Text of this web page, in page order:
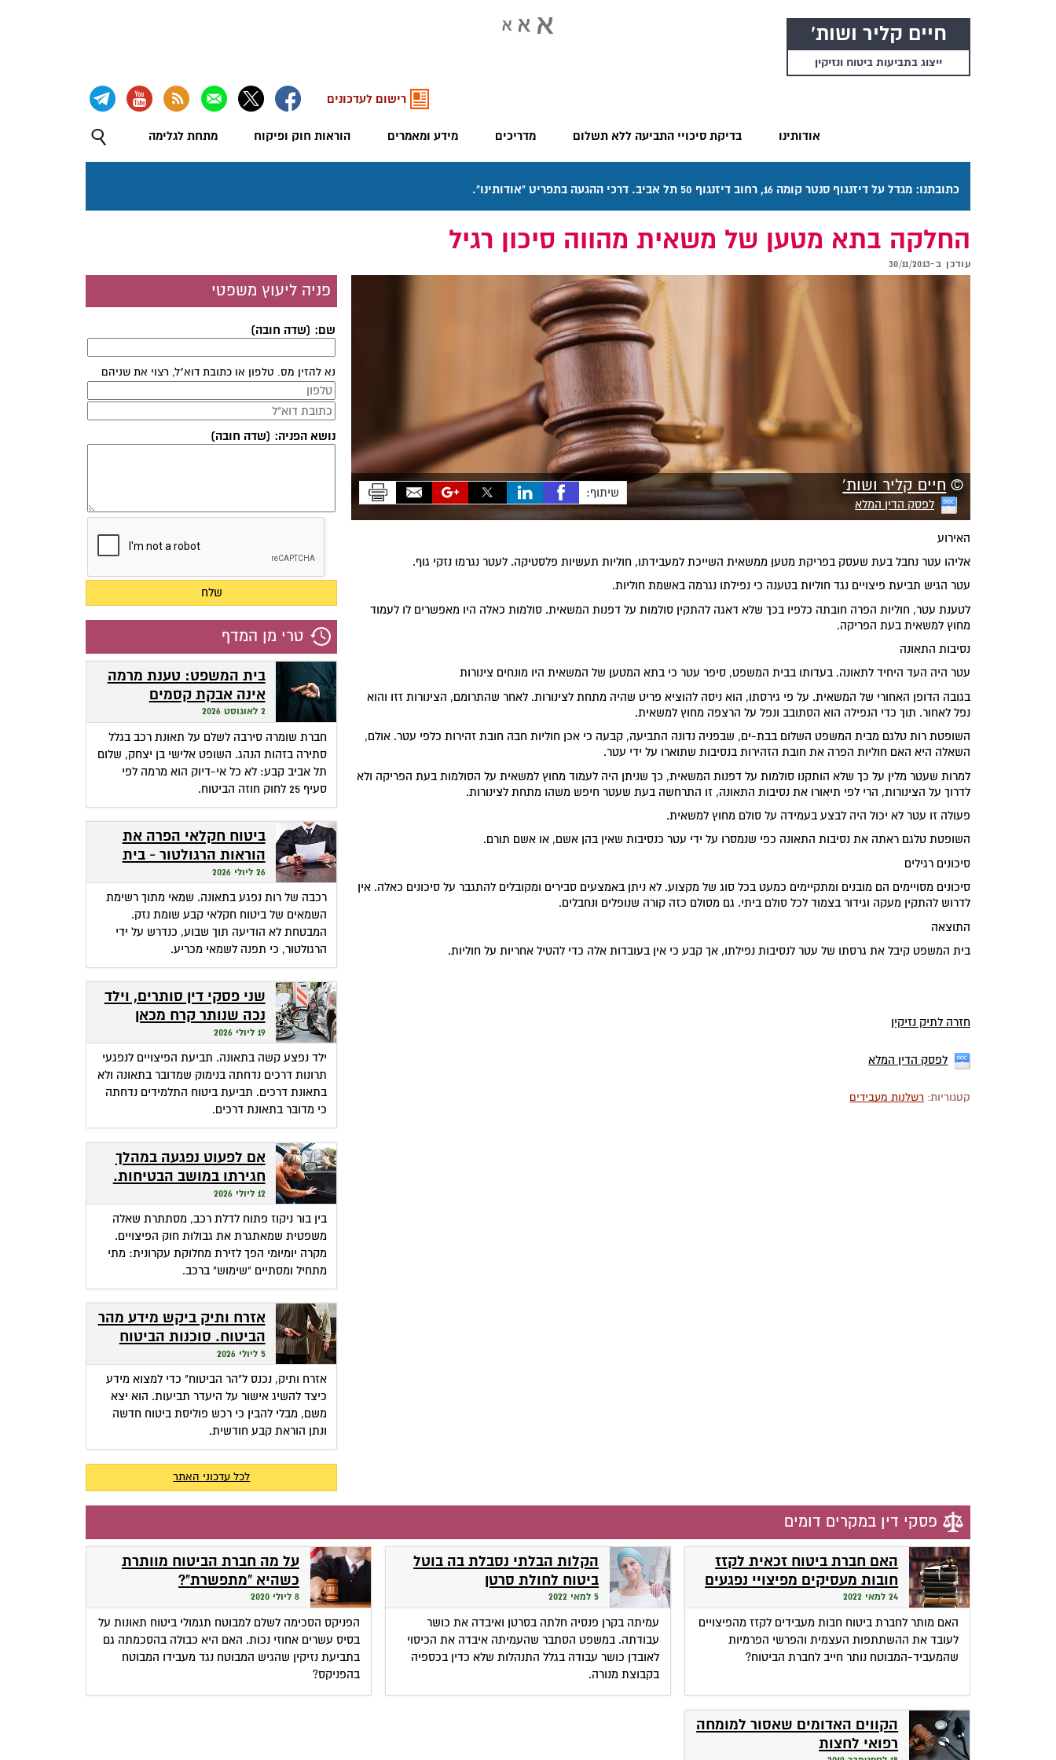
חיים קליר ושות'
ייצוג בתביעות ביטוח ונזיקין
אודותינו בדיקת סיכויי התביעה ללא תשלום מדריכים מידע ומאמרים הוראות חוק ופיקוח מתחת לגלימה
רישום לעדכונים
כתובתנו: מגדל על דיזנגוף סנטר קומה 16, רחוב דיזנגוף 50 תל אביב. דרכי ההגעה בתפריט "אודותינו".
החלקה בתא מטען של משאית מהווה סיכון רגיל
עודכן ב-30/11/2013
© חיים קליר ושות'
לפסק הדין המלא
שיתוף:
האירוע
אליהו עטר נחבל בעת שעסק בפריקת מטען ממשאית השייכת למעבידתו, חוליות תעשיות פלסטיקה. לעטר נגרמו נזקי גוף.
עטר הגיש תביעת פיצויים נגד חוליות בטענה כי נפילתו נגרמה באשמת חוליות.
לטענת עטר, חוליות הפרה חובתה כלפיו בכך שלא דאגה להתקין סולמות על דפנות המשאית. סולמות כאלה היו מאפשרים לו לעמוד
מחוץ למשאית בעת הפריקה.
נסיבות התאונה
עטר היה העד היחיד לתאונה. בעדותו בבית המשפט, סיפר עטר כי בתא המטען של המשאית היו מונחים צינורות
בגובה הדופן האחורי של המשאית. על פי גירסתו, הוא ניסה להוציא פריט שהיה מתחת לצינורות. לאחר שהתרומם, הצינורות זזו והוא
נפל לאחור. תוך כדי הנפילה הוא הסתובב ונפל על הרצפה מחוץ למשאית.
השופטת רות טלגם מבית המשפט השלום בבת-ים, שבפניה נדונה התביעה, קבעה כי אכן חוליות חבה חובת זהירות כלפי עטר. אולם,
השאלה היא האם חוליות הפרה את חובת הזהירות בנסיבות שתוארו על ידי עטר.
למרות שעטר מלין על כך שלא הותקנו סולמות על דפנות המשאית, כך שניתן היה לעמוד מחוץ למשאית על הסולמות בעת הפריקה ולא
לדרוך על הצינורות, הרי לפי תיאורו את נסיבות התאונה, זו התרחשה בעת שעטר חיפש משהו מתחת לצינורות.
פעולה זו עטר לא יכול היה לבצע בעמידה על סולם מחוץ למשאית.
השופטת טלגם ראתה את נסיבות התאונה כפי שנמסרו על ידי עטר כנסיבות שאין בהן אשם, או אשם תורם.
סיכונים רגילים
סיכונים מסויימים הם מובנים ומתקיימים כמעט בכל סוג של מקצוע. לא ניתן באמצעים סבירים ומקובלים להתגבר על סיכונים כאלה. אין
לדרוש להתקין מעקה וגידור בצמוד לכל סולם ביתי. גם מסולם כזה קורה שנופלים ונחבלים.
התוצאה
בית המשפט קיבל את גרסתו של עטר לנסיבות נפילתו, אך קבע כי אין בעובדות אלה כדי להטיל אחריות על חוליות.
חזרה לתיק נזיקין
לפסק הדין המלא
קטגוריות: רשלנות מעבידים
פניה ליעוץ משפטי
שם: (שדה חובה)
נא להזין מס. טלפון או כתובת דוא"ל, רצוי את שניהם
נושא הפניה: (שדה חובה)
טרי מן המדף
בית המשפט: טענת מרמה
אינה אבקת קסמים
שהופכת אי-דיוק לפטור
מתשלום
2 לאוגוסט 2026
חברת שומרה סירבה לשלם על תאונת רכב בגלל
סתירה בזהות הנהג. השופט אלישי בן יצחק, שלום
תל אביב קבע: לא כל אי-דיוק הוא מרמה לפי
סעיף 25 לחוק חוזה הביטוח.
ביטוח חקלאי הפרה את
הוראות הרגולטור - בית
המשפט חילץ אותה
26 ליולי 2026
רכבה של רות נפגע בתאונה. שמאי מתוך רשימת
השמאים של ביטוח חקלאי קבע שומת נזק.
המבטחת לא הודיעה תוך שבוע, כנדרש על ידי
הרגולטור, כי תפנה לשמאי מכריע.
שני פסקי דין סותרים, וילד
נכה שנותר קרח מכאן
ומכאן
19 ליולי 2026
ילד נפצע קשה בתאונה. תביעת הפיצויים לנפגעי
תרונות דרכים נדחתה בנימוק שמדובר בתאונה ולא
בתאונת דרכים. תביעת ביטוח התלמידים נדחתה
כי מדובר בתאונת דרכים.
אם לפעוט נפגעה במהלך
חגירתו במושב הבטיחות.
האם זכאית לפיצויים?
12 ליולי 2026
בין בור ניקוז פתוח לדלת רכב, מסתתרת שאלה
משפטית שמאתגרת את גבולות חוק הפיצויים.
מקרה יומיומי הפך לזירת מחלוקת עקרונית: מתי
מתחיל ומסתיים "שימוש" ברכב.
אזרח ותיק ביקש מידע מהר
הביטוח. סוכנות הביטוח
גבתה מחשבונו פרמיות
5 ליולי 2026
אזרח ותיק, נכנס ל"הר הביטוח" כדי למצוא מידע
כיצד להשיג אישור על היעדר תביעות. הוא יצא
משם, מבלי להבין כי רכש פוליסת ביטוח חדשה
ונתן הוראת קבע חודשית.
לכל עדכוני האתר
פסקי דין במקרים דומים
האם חברת ביטוח זכאית לקזז
חובות מעסיקים מפיצויי נפגעים
בתאונות עבודה?
24 למאי 2022
האם מותר לחברת ביטוח חבות מעבידים לקזז מהפיצויים
לעובד את ההשתתפות העצמית והפרשי הפרמיות
שהמעביד-המבוטח נותר חייב לחברת הביטוח?
הקלות הבלתי נסבלת בה בוטל
ביטוח לחולת סרטן
5 למאי 2022
עמיתה בקרן פנסיה חלתה בסרטן ואיבדה את כושר
עבודתה. במשפט הסתבר שהעמיתה איבדה את הכיסוי
לאובדן כושר עבודה בגלל התנהלות שלא כדין בכספיה
בקבוצת מנורה.
על מה חברת הביטוח מוותרת
כשהיא "מתפשרת"?
8 ליולי 2020
הפניקס הסכימה לשלם למבוטח תגמולי ביטוח תאונות על
בסיס עשרים אחוזי נכות. האם היא כבולה בהסכמתה גם
בתביעת נזיקין שהגיש המבוטח נגד מעבידו המבוטח
בהפניקס?
הקווים האדומים שאסור למומחה
רפואי לחצות